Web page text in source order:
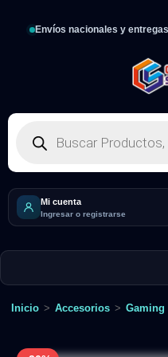
Envíos nacionales y
Mi cuenta
Ingresar o registrarse
Inicio > Accesorios > Gaming